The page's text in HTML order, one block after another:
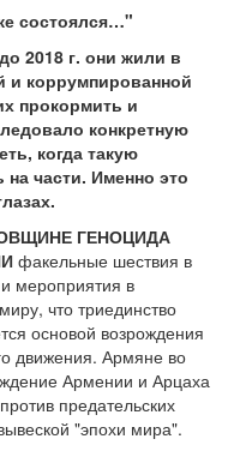
состоялся…"
2018 г. они жили в
и коррумпированной
прокормить и
конкретную
когда такую
части. Именно это
ГЕНОЦИДА
факельные шествия в
мероприятия в
что триединство
основой возрождения
движения. Армяне во
Армении и Арцаха
предательских
"эпохи мира".